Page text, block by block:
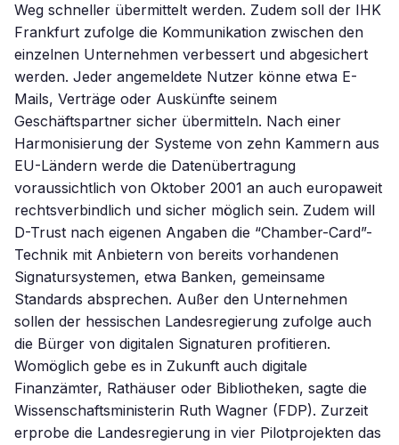
Weg schneller übermittelt werden. Zudem soll der IHK
Frankfurt zufolge die Kommunikation zwischen den
einzelnen Unternehmen verbessert und abgesichert
werden. Jeder angemeldete Nutzer könne etwa E-
Mails, Verträge oder Auskünfte seinem
Geschäftspartner sicher übermitteln. Nach einer
Harmonisierung der Systeme von zehn Kammern aus
EU-Ländern werde die Datenübertragung
voraussichtlich von Oktober 2001 an auch europaweit
rechtsverbindlich und sicher möglich sein. Zudem will
D-Trust nach eigenen Angaben die “Chamber-Card”-
Technik mit Anbietern von bereits vorhandenen
Signatursystemen, etwa Banken, gemeinsame
Standards absprechen. Außer den Unternehmen
sollen der hessischen Landesregierung zufolge auch
die Bürger von digitalen Signaturen profitieren.
Womöglich gebe es in Zukunft auch digitale
Finanzämter, Rathäuser oder Bibliotheken, sagte die
Wissenschaftsministerin Ruth Wagner (FDP). Zurzeit
erprobe die Landesregierung in vier Pilotprojekten das